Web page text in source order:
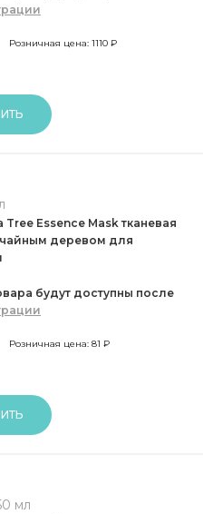
Розничная цена: 1110 ₽
Tree Essence Mask тканевая
деревом для
будут доступны после
Розничная цена: 81 ₽
мл